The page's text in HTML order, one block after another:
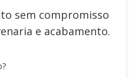
sem compromisso
e acabamento.